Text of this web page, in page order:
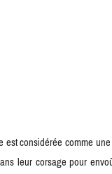
considérée comme
leur corsage pour